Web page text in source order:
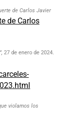
de Carlos Javier
de Carlos
27 de enero de 2024.
violamos los